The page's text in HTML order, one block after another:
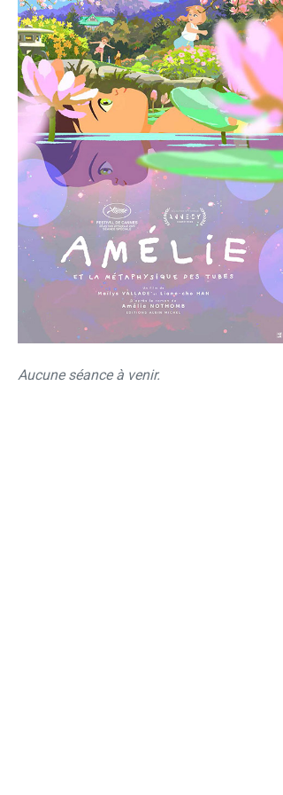
Aucune séance à venir.